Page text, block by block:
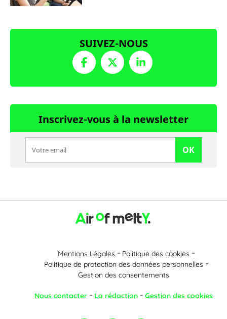
SUIVEZ-NOUS
Inscrivez-vous à la newsletter
OK
Mentions Légales
Politique des cookies
Politique de protection des données personnelles
Gestion des consentements
Nous contacter La rédaction Gestion des cookies